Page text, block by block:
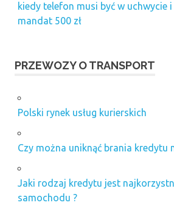
kiedy telefon musi być w uchwycie
mandat 500 zł
PRZEWOZY O TRANSPORT
Polski rynek usług kurierskich
Czy można uniknąć brania kredytu
Jaki rodzaj kredytu jest
samochodu ?